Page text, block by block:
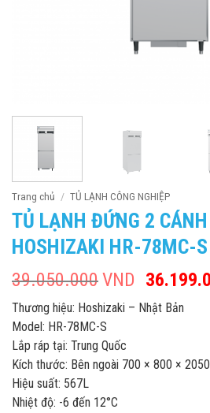
Trang chủ / TỦ LẠNH CÔNG NGHIỆP
TỦ LẠNH ĐỨNG 2
HOSHIZAKI HR-78MC-S
39.050.000VND Giá
gốc
là:
Thương hiệu: Hoshizaki – Nhật Bản
Model: HR-78MC-S
Lắp ráp tại: Trung Quốc
Kích thước: Bên ngoài 700 × 800 ×
Hiệu suất: 567L
Nhiệt độ: -6 đến 12°C